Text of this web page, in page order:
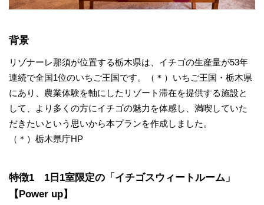
背景
リゾナーレ那須が位置する栃木県は、イチゴの生産量が53年
連続で全国1位のいちご王国です。（＊）いちご王国・栃木県
にあり、農業体験を軸にしたリゾート滞在を提供する施設と
して、より多くの方にイチゴの魅力を体感し、満喫していた
だきたいという思いから本プランを作成しました。
（＊）栃木県庁HP
特徴1 1日1室限定の「イチゴスウィートルーム」
【Power up】